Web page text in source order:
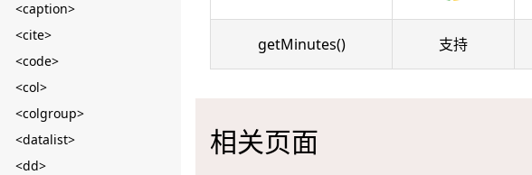
<caption>
<cite>
<code>
<col>
<colgroup>
<datalist>
<dd>
getMinutes() 支持
相关页面